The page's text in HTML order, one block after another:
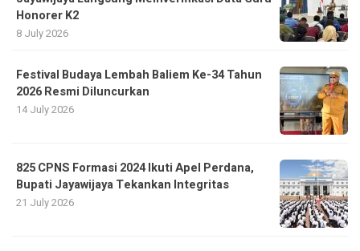
Honorer K2
8 July 2026
Festival Budaya Lembah Baliem Ke-34 Tahun
2026 Resmi Diluncurkan
14 July 2026
825 CPNS Formasi 2024 Ikuti Apel Perdana,
Bupati Jayawijaya Tekankan Integritas
21 July 2026